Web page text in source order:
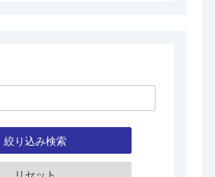
絞り込み検索